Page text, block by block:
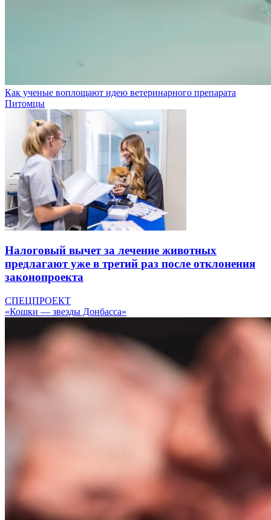
Как ученые воплощают идею ветеринарного препарата
Питомцы
Налоговый вычет за лечение животных
предлагают уже в третий раз после отклонения
законопроекта
СПЕЦПРОЕКТ
«Кошки — звезды Донбасса»